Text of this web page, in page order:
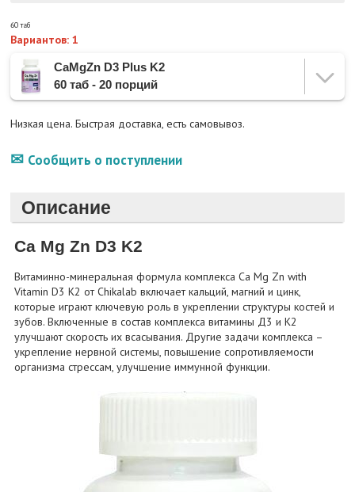
60 таб
Вариантов: 1
CaMgZn D3 Plus K2
60 таб - 20 порций
Низкая цена. Быстрая доставка, есть самовывоз.
Сообщить о поступлении
Описание
Ca Mg Zn D3 K2
Витаминно-минеральная формула комплекса Ca Mg Zn with
Vitamin D3 K2 от Chikalab включает кальций, магний и цинк,
которые играют ключевую роль в укреплении структуры костей и
зубов. Включенные в состав комплекса витамины Д3 и К2
улучшают скорость их всасывания. Другие задачи комплекса –
укрепление нервной системы, повышение сопротивляемости
организма стрессам, улучшение иммунной функции.